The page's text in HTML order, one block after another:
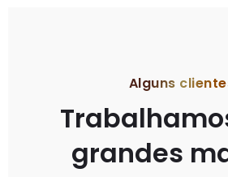
Alguns
grandes